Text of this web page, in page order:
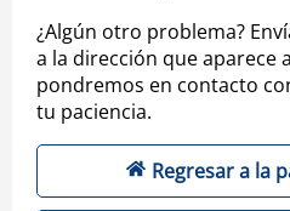
¿Algún otro problema?
a la dirección que aparece
pondremos en contacto
tu paciencia.
Regresar a la